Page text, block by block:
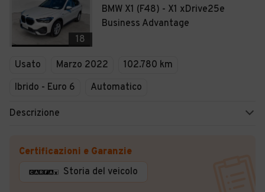
18
BMW X1 (F48) - X1 xDrive25e
Business Advantage
Usato Marzo 2022
102.780 km
Ibrido - Euro 6
Automatico
Descrizione
Certificazioni e Garanzie
Storia del veicolo